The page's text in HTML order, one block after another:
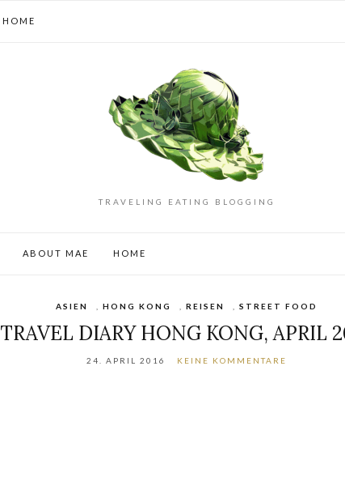
HOME
TRAVELING EATING BLOGGING
ABOUT MAE HOME
ASIEN HONG KONG REISEN STREET FOOD
TRAVEL DIARY HONG KONG, APRIL
24. APRIL 2016 KEINE KOMMENTARE